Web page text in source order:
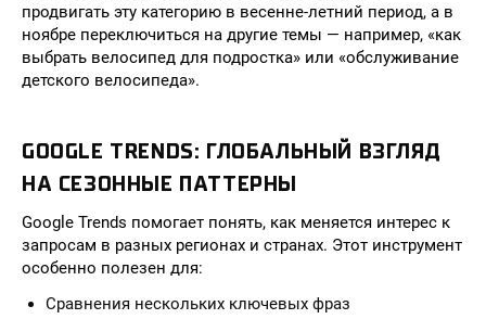
продвигать эту категорию в весенне-летний период, а в
ноябре переключиться на другие темы — например, «как
выбрать велосипед для подростка» или «обслуживание
детского велосипеда».
GOOGLE TRENDS: ГЛОБАЛЬНЫЙ ВЗГЛЯД
НА СЕЗОННЫЕ ПАТТЕРНЫ
Google Trends помогает понять, как меняется интерес к
запросам в разных регионах и странах. Этот инструмент
особенно полезен для:
Сравнения нескольких ключевых фраз